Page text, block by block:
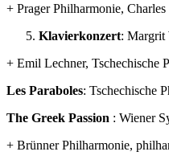
+ Prager Philharmonie,
Klavierkonzert: Margrit
+ Emil Lechner, Tschechische
Les Paraboles: Tschechische
The Greek Passion : Wiener
+ Brünner Philharmonie,